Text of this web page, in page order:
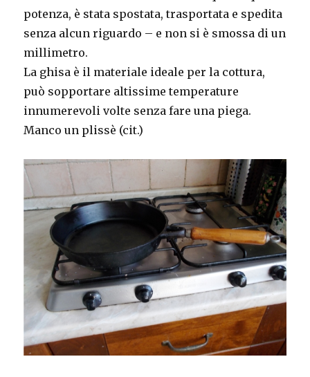
potenza, è stata spostata, trasportata e spedita
senza alcun riguardo – e non si è smossa di un
millimetro.
La ghisa è il materiale ideale per la cottura,
può sopportare altissime temperature
innumerevoli volte senza fare una piega.
Manco un plissè (cit.)